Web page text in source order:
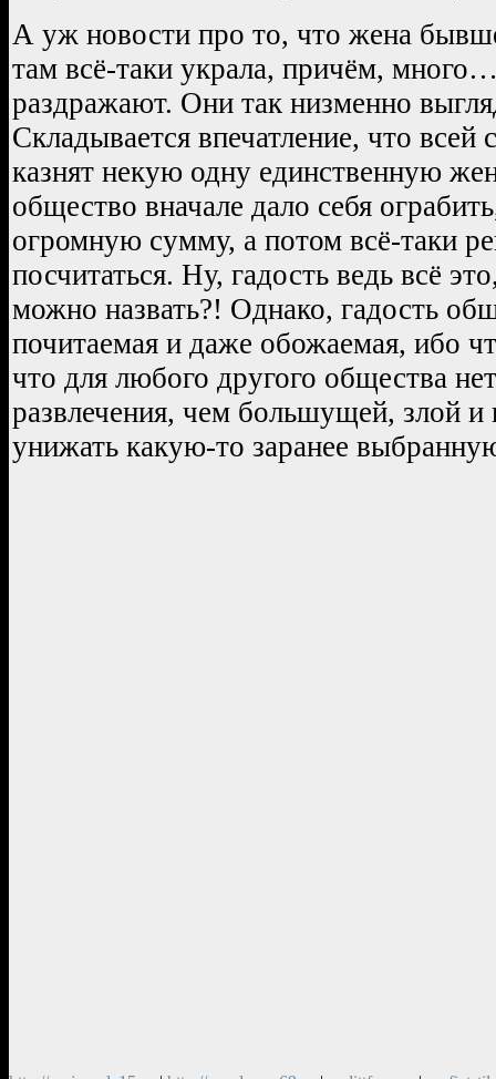
А уж новости про то, что жена
там всё-таки украла, причём,
раздражают. Они так низменно
Складывается впечатление, что всей
казнят некую одну единственную
общество вначале дало себя
огромную сумму, а потом всё-таки
посчитаться. Ну, гадость ведь всё
можно назвать?! Однако, гадость
почитаемая и даже обожаемая, ибо
что для любого другого общества
развлечения, чем большущей, злой и
унижать какую-то заранее